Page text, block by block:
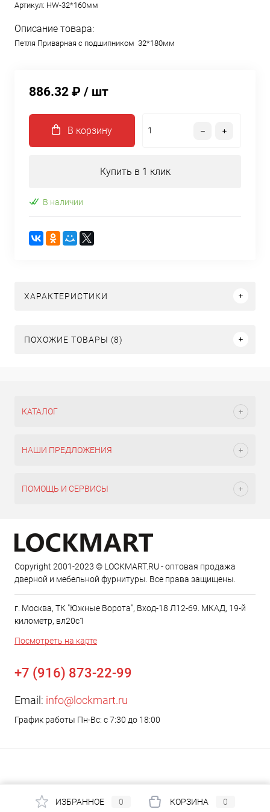
Артикул: HW-32*160мм
Описание товара:
Петля Приварная с подшипником 32*180мм
886.32 ₽ / шт
В корзину
Купить в 1 клик
В наличии
ХАРАКТЕРИСТИКИ
ПОХОЖИЕ ТОВАРЫ (8)
КАТАЛОГ
НАШИ ПРЕДЛОЖЕНИЯ
ПОМОЩЬ И СЕРВИСЫ
Copyright 2001-2023 © LOCKMART.RU - оптовая продажа
дверной и мебельной фурнитуры. Все права защищены.
г. Москва, ТК "Южные Ворота", Вход-18 Л12-69. МКАД, 19-й
километр, вл20с1
Посмотреть на карте
+7 (916) 873-22-99
Email: info@lockmart.ru
График работы Пн-Вс: с 7:30 до 18:00
ИЗБРАННОЕ 0 КОРЗИНА 0